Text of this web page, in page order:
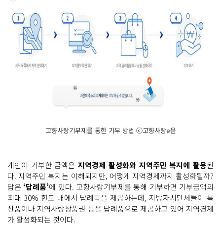
고향사랑기부제를 통한 기부 방법 ⓒ고향사랑e음
개인이 기부한 금액은지역경제 활성화와 지역주민 복지에 활용된
다. 지역주민 복지는 이해되지만, 어떻게 지역경제까지 활성화될까?
답은 ‘답례품’에 있다. 고향사랑기부제를 통해 기부하면 기부금액의
최대 30% 한도 내에서 답례품을 제공하는데, 지방자치단체들이 특
산품이나 지역사랑상품권 등을 답례품으로 제공하고 있어 지역경제
가 활성화되는 것이다.